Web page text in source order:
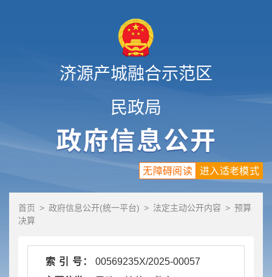
济源产城融合示范区
民政局
进入适老模式
无障碍阅读
首页 > 政府信息公开(统一平台) > 法定主动公开内容 > 预算
决算
索 引 号：
00569235X/2025-00057